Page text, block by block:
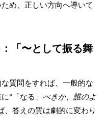
め、正しい方向へ導いて
「〜として振る舞
質問をすれば、一般的な
*「なる」 べきか、誰のよ
、答えの質は劇的に変わり